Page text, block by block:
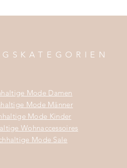
Mode Damen
Mode Männer
Mode Kinder
Wohnaccessoires
Mode Sale